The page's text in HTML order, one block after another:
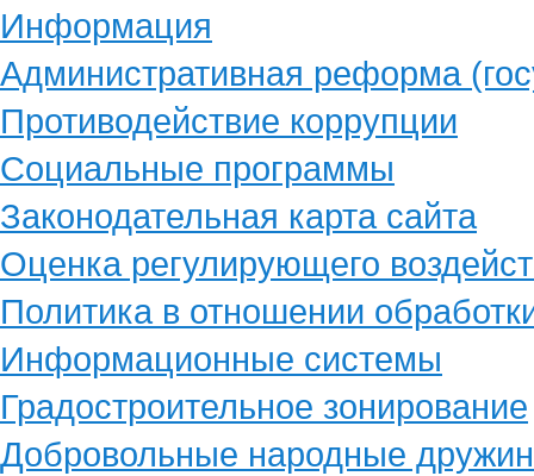
Информация
Административная реформа
Противодействие коррупции
Социальные программы
Законодательная карта сайта
Оценка регулирующего
Политика в отношении
Информационные системы
Градостроительное зонирование
Добровольные народные